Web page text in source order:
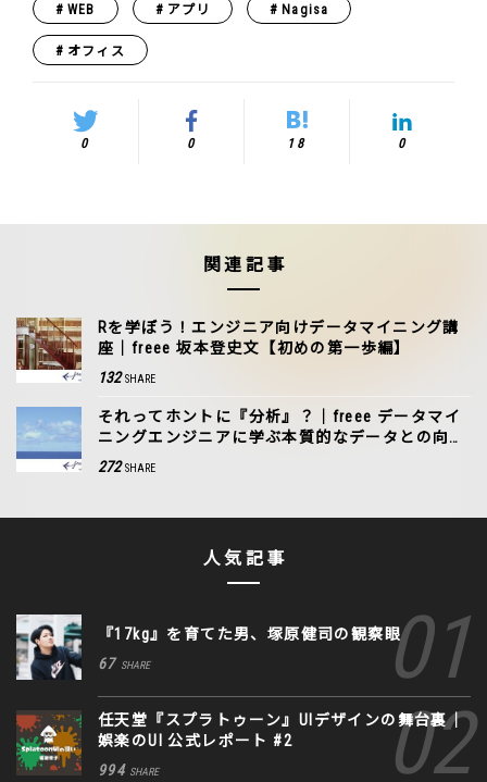
WEB アプリ Nagisa
オフィス
0 0 18 0
関連記事
Rを学ぼう！エンジニア向けデータマイニング講
座｜freee 坂本登史文【初めの第一歩編】
132 SHARE
それってホントに『分析』？｜freee データマイ
ニングエンジニアに学ぶ本質的なデータとの向き
合い方
272 SHARE
人気記事
『17kg』を育てた男、塚原健司の観察眼
67 SHARE
任天堂『スプラトゥーン』UIデザインの舞台裏｜
娯楽のUI 公式レポート #2
994 SHARE